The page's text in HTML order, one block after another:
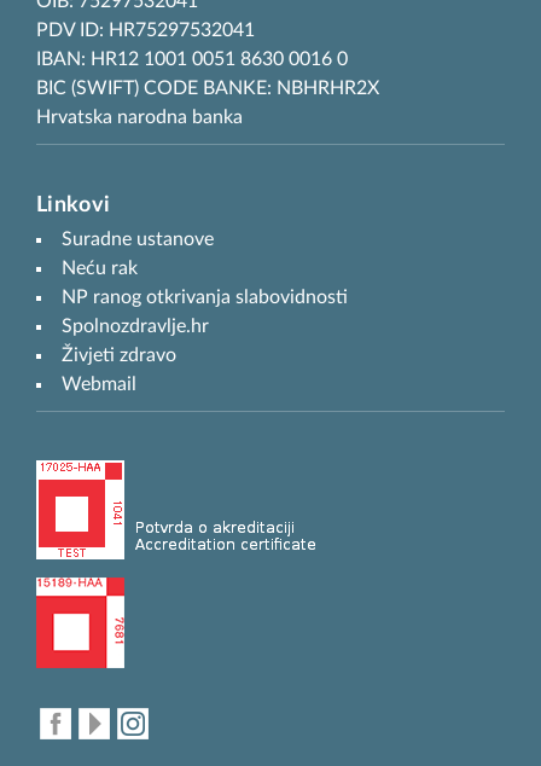
PDV ID: HR75297532041
IBAN: HR12 1001 0051 8630 0016 0
BIC (SWIFT) CODE BANKE: NBHRHR2X
Hrvatska narodna banka
Linkovi
Suradne ustanove
Neću rak
NP ranog otkrivanja slabovidnosti
Spolnozdravlje.hr
Živjeti zdravo
Webmail